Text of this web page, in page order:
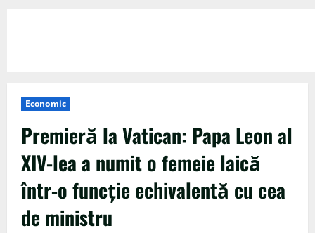
Economic
Premieră la Vatican: Papa Leon al
XIV-lea a numit o femeie laică
într-o funcție echivalentă cu cea
de ministru